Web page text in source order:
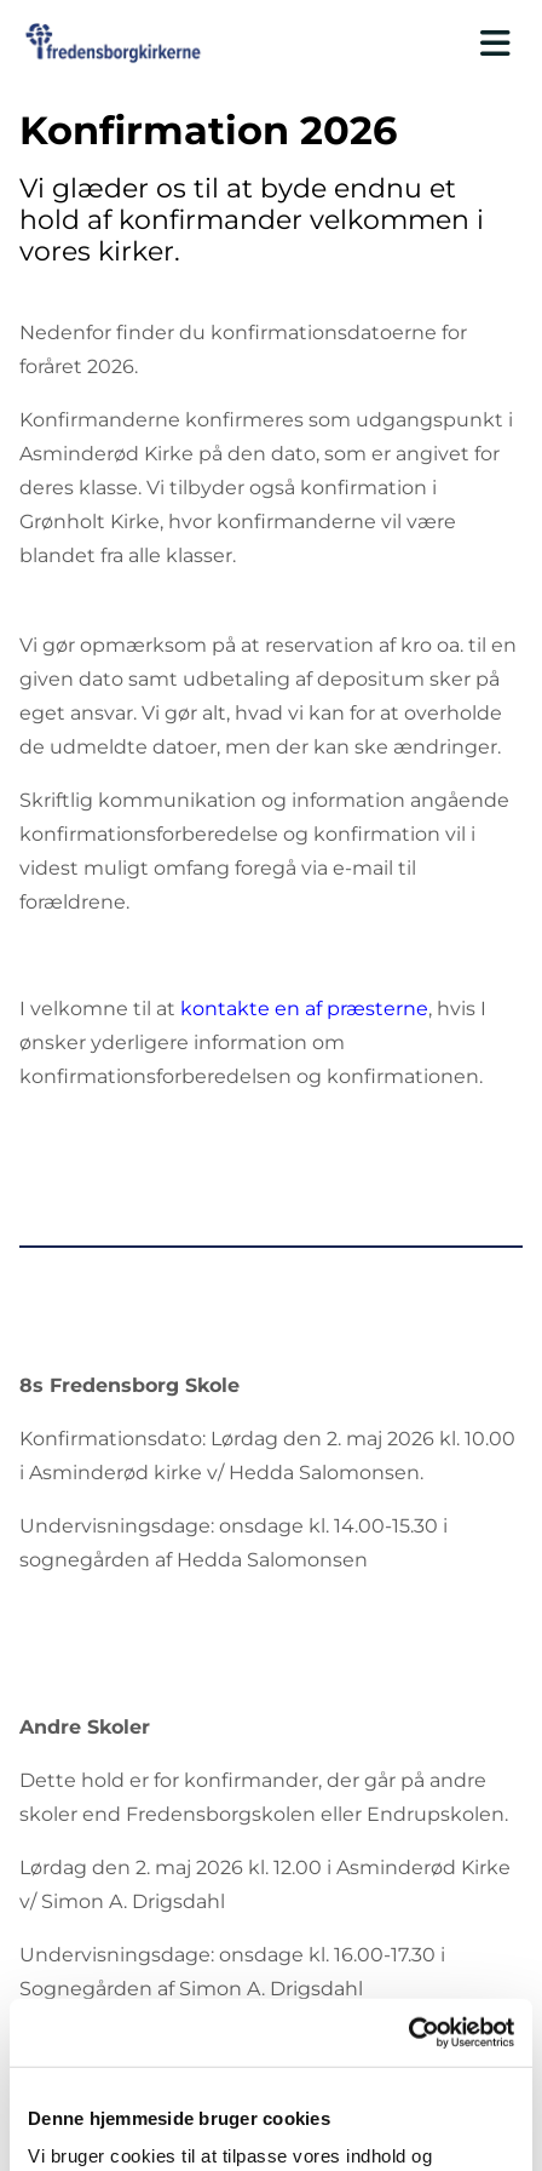
Denne hjemmeside bruger cookies
Vi bruger cookies til at tilpasse vores indhold og
Konfirmation 2026
Vi glæder os til at byde endnu et
hold af konfirmander velkommen i
vores kirker.
Nedenfor finder du konfirmationsdatoerne for
foråret 2026.
Konfirmanderne konfirmeres som udgangspunkt i
Asminderød Kirke på den dato, som er angivet for
deres klasse. Vi tilbyder også konfirmation i
Grønholt Kirke, hvor konfirmanderne vil være
blandet fra alle klasser.
Vi gør opmærksom på at reservation af kro oa. til en
given dato samt udbetaling af depositum sker på
eget ansvar. Vi gør alt, hvad vi kan for at overholde
de udmeldte datoer, men der kan ske ændringer.
Skriftlig kommunikation og information angående
konfirmationsforberedelse og konfirmation vil i
videst muligt omfang foregå via e-mail til
forældrene.
I velkomne til at kontakte en af præsterne, hvis I
ønsker yderligere information om
konfirmationsforberedelsen og konfirmationen.
8s Fredensborg Skole
Konfirmationsdato: Lørdag den 2. maj 2026 kl. 10.00
i Asminderød kirke v/ Hedda Salomonsen.
Undervisningsdage: onsdage kl. 14.00-15.30 i
sognegården af Hedda Salomonsen
Andre Skoler
Dette hold er for konfirmander, der går på andre
skoler end Fredensborgskolen eller Endrupskolen.
Lørdag den 2. maj 2026 kl. 12.00 i Asminderød Kirke
v/ Simon A. Drigsdahl
Undervisningsdage: onsdage kl. 16.00-17.30 i
Sognegården af Simon A. Drigsdahl
8im Fredensborg Skole